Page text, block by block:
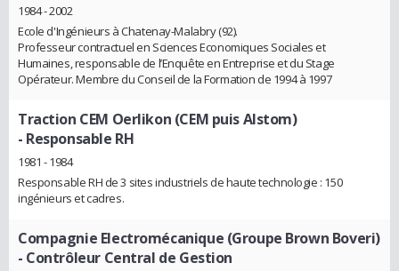
1984 - 2002
Ecole d'Ingénieurs à Chatenay-Malabry (92).
Professeur contractuel en Sciences Economiques Sociales et
Humaines, responsable de l’Enquête en Entreprise et du Stage
Opérateur. Membre du Conseil de la Formation de 1994 à 1997
Traction CEM Oerlikon (CEM puis Alstom)
- Responsable RH
1981 - 1984
Responsable RH de 3 sites industriels de haute technologie : 150
ingénieurs et cadres.
Compagnie Electromécanique (Groupe Brown Boveri)
- Contrôleur Central de Gestion